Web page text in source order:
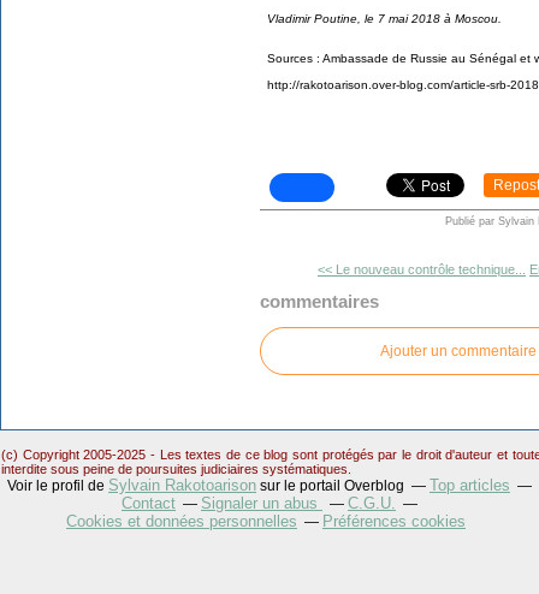
Vladimir Poutine, le 7 mai 2018 à Moscou.
Sources : Ambassade de Russie au Sénégal et
http://rakotoarison.over-blog.com/article-srb-
Repost
Publié par Sylvain
<< Le nouveau contrôle technique...
commentaires
Ajouter un commentaire
(c) Copyright 2005-2025 - Les textes de ce blog sont protégés par le droit d'auteur et
interdite sous peine de poursuites judiciaires systématiques.
Voir le profil de Sylvain Rakotoarison sur le portail Overblog
Top articles
Contact
Signaler un abus
C.G.U.
Cookies et données personnelles
Préférences cookies